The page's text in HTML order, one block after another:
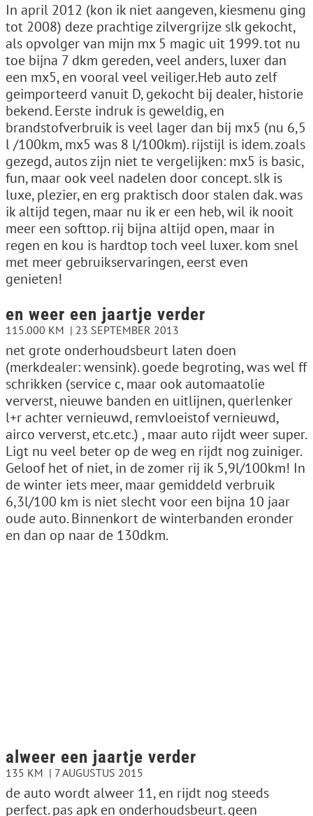
In april 2012 (kon ik niet aangeven, kiesmenu ging
tot 2008) deze prachtige zilvergrijze slk gekocht,
als opvolger van mijn mx 5 magic uit 1999. tot nu
toe bijna 7 dkm gereden, veel anders, luxer dan
een mx5, en vooral veel veiliger.Heb auto zelf
geimporteerd vanuit D, gekocht bij dealer, historie
bekend. Eerste indruk is geweldig, en
brandstofverbruik is veel lager dan bij mx5 (nu 6,5
l /100km, mx5 was 8 l/100km). rijstijl is idem. zoals
gezegd, autos zijn niet te vergelijken: mx5 is basic,
fun, maar ook veel nadelen door concept. slk is
luxe, plezier, en erg praktisch door stalen dak. was
ik altijd tegen, maar nu ik er een heb, wil ik nooit
meer een softtop. rij bijna altijd open, maar in
regen en kou is hardtop toch veel luxer. kom snel
met meer gebruikservaringen, eerst even
genieten!
en weer een jaartje verder
115.000 KM 23 SEPTEMBER 2013
net grote onderhoudsbeurt laten doen
(merkdealer: wensink). goede begroting, was wel ff
schrikken (service c, maar ook automaatolie
ververst, nieuwe banden en uitlijnen, querlenker
l+r achter vernieuwd, remvloeistof vernieuwd,
airco ververst, etc.etc.) , maar auto rijdt weer super.
Ligt nu veel beter op de weg en rijdt nog zuiniger.
Geloof het of niet, in de zomer rij ik 5,9l/100km! In
de winter iets meer, maar gemiddeld verbruik
6,3l/100 km is niet slecht voor een bijna 10 jaar
oude auto. Binnenkort de winterbanden eronder
en dan op naar de 130dkm.
alweer een jaartje verder
135 KM 7 AUGUSTUS 2015
de auto wordt alweer 11, en rijdt nog steeds
perfect. pas apk en onderhoudsbeurt. geen